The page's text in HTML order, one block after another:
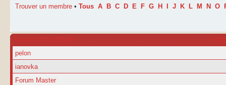
Trouver un membre • Tous A B C D E F G H J K L M N O
NOM D’UTILISATEUR
pelon
ianovka
Forum Master